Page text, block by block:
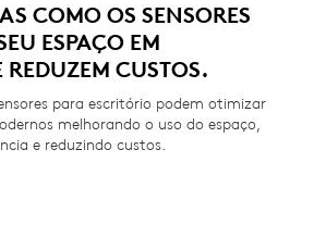
COMO OS SENSORES
ESPAÇO EM
REDUZEM CUSTOS.
para escritório podem otimizar
melhorando o uso do espaço,
e reduzindo custos.